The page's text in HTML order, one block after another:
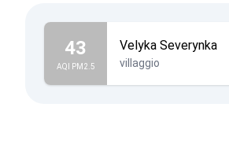
43
AQI PM2.5
Velyka Severynka
villaggio